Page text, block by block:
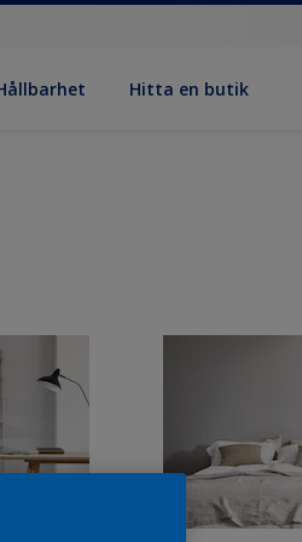
Hitta en butik